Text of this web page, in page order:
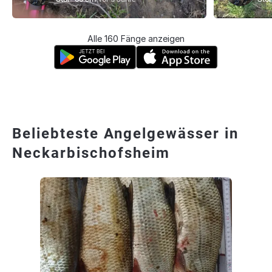
Alle 160 Fänge anzeigen
Beliebteste Angelgewässer in
Neckarbischofsheim